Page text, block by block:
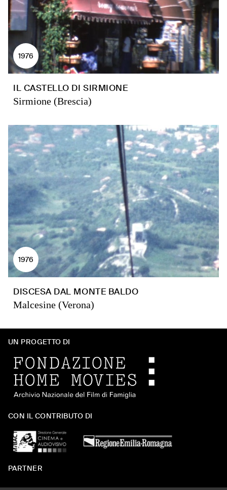
1976
IL CASTELLO DI SIRMIONE
Sirmione (Brescia)
1976
DISCESA DAL MONTE BALDO
Malcesine (Verona)
UN PROGETTO DI
CON IL CONTRIBUTO DI
PARTNER